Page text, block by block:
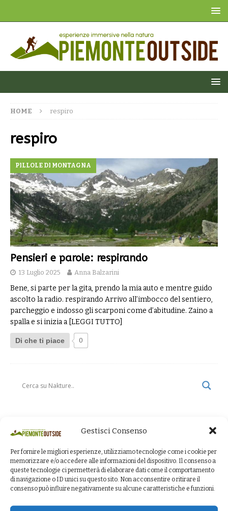
Gestisci Consenso
Per fornire le migliori esperienze, utilizziamo tecnologie come i cookie per
memorizzare e/o accedere alle informazioni del dispositivo. Il consenso a
queste tecnologie ci permetterà di elaborare dati come il comportamento
di navigazione o ID unici su questo sito. Non acconsentire o ritirare il
consenso può influire negativamente su alcune caratteristiche e funzioni.
HOME respiro
respiro
PILLOLE DI MONTAGNA
Pensieri e parole: respirando
13 Luglio 2025 Anna Balzarini
Bene, si parte per la gita, prendo la mia auto e mentre guido
ascolto la radio. respirando Arrivo all’imbocco del sentiero,
parcheggio e indosso gli scarponi come d’abitudine. Zaino a
spalla e si inizia a [LEGGI TUTTO]
Di che ti piace 0